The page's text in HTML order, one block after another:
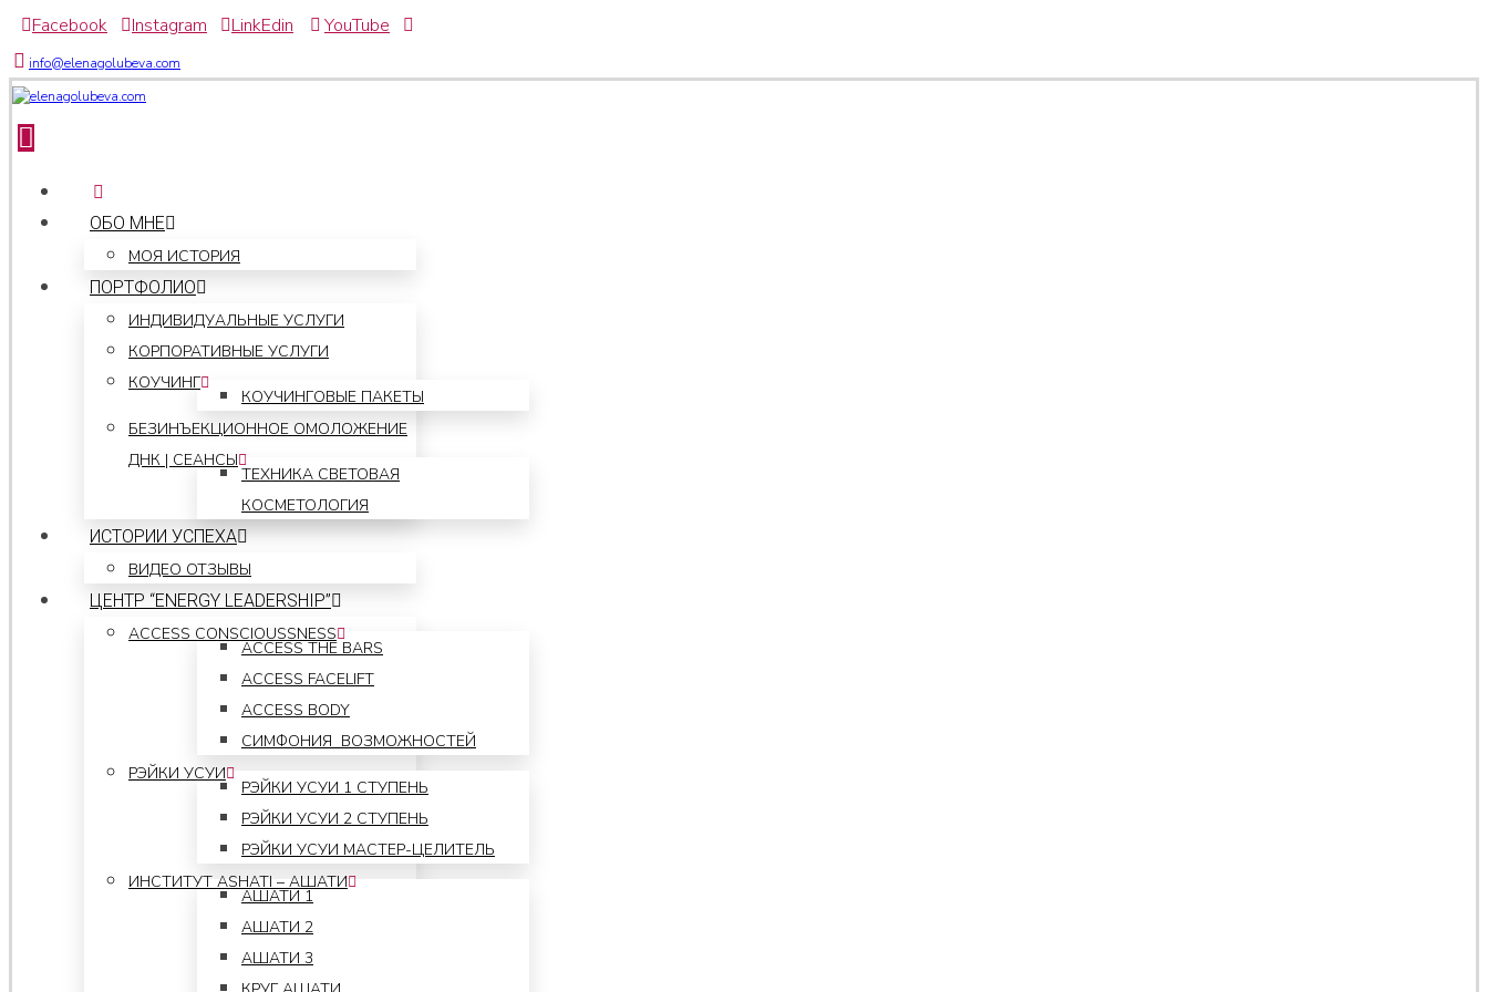
Facebook Instagram LinkEdin YouTube
info@elenagolubeva.com
ОБО МНЕ
МОЯ ИСТОРИЯ
ПОРТФОЛИО
ИНДИВИДУАЛЬНЫЕ УСЛУГИ
КОРПОРАТИВНЫЕ УСЛУГИ
КОУЧИНГ
КОУЧИНГОВЫЕ ПАКЕТЫ
БЕЗИНЪЕКЦИОННОЕ ОМОЛОЖЕНИЕ
ДНК | СЕАНСЫ
ТЕХНИКА СВЕТОВАЯ
КОСМЕТОЛОГИЯ
ИСТОРИИ УСПЕХА
ВИДЕО ОТЗЫВЫ
ЦЕНТР “ENERGY LEADERSHIP”
ACCESS CONSCIOUSSNESS
ACCESS THE BARS
ACCESS FACELIFT
ACCESS BODY
CИМФОНИЯ ВОЗМОЖНОСТЕЙ
РЭЙКИ УСУИ
РЭЙКИ УСУИ 1 СТУПЕНЬ
РЭЙКИ УСУИ 2 СТУПЕНЬ
РЭЙКИ УСУИ МАСТЕР-ЦЕЛИТЕЛЬ
ИНСТИТУТ ASHATI – АШАТИ
АШАТИ 1
АШАТИ 2
АШАТИ 3